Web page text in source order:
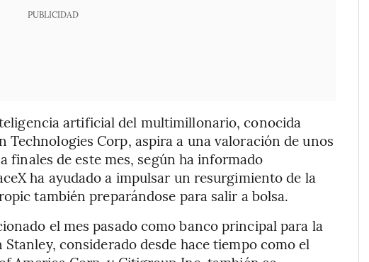
PUBLICIDAD
artificial del multimillonario, conocida
Corp, aspira a una valoración de unos
finales de este mes, según ha informado
ha ayudado a impulsar un resurgimiento de la
también preparándose para salir a bolsa.
el mes pasado como banco principal para la
considerado desde hace tiempo como el